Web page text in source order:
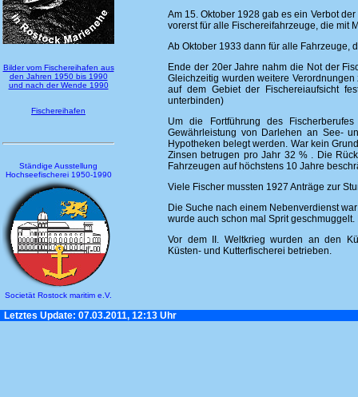
Bilder vom Fischereihafen aus
den Jahren 1950 bis 1990
und nach der Wende 1990
Fischereihafen
Ständige Ausstellung
Hochseefischerei 1950-1990
Societät Rostock maritim e.V.
Am 15. Oktober 1928 gab es ein Verbot
vorerst für alle Fischereifahrzeuge, die mit
Ab Oktober 1933 dann für alle Fahrzeuge,
Ende der 20er Jahre nahm die Not der
Gleichzeitig wurden weitere
auf dem Gebiet der Fischereiaufsicht
unterbinden)
Um die Fortführung des
Gewährleistung von Darlehen an See-
Hypotheken belegt werden. War kein
Zinsen betrugen pro Jahr 32 % . Die
Fahrzeugen auf höchstens 10 Jahre
Viele Fischer mussten 1927 Anträge zur
Die Suche nach einem Nebenverdienst
wurde auch schon mal Sprit
Vor dem II. Weltkrieg wurden an den
Küsten- und Kutterfischerei betrieben.
Letztes Update: 07.03.2011, 12:13 Uhr